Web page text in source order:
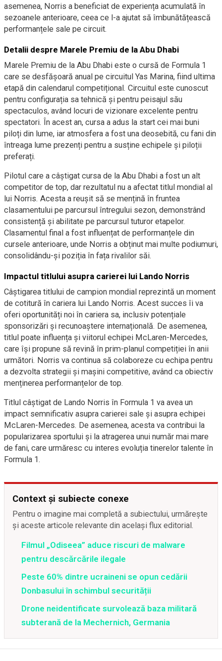
asemenea, Norris a beneficiat de experiența acumulată în
sezoanele anterioare, ceea ce l-a ajutat să îmbunătățească
performanțele sale pe circuit.
Detalii despre Marele Premiu de la Abu Dhabi
Marele Premiu de la Abu Dhabi este o cursă de Formula 1
care se desfășoară anual pe circuitul Yas Marina, fiind ultima
etapă din calendarul competițional. Circuitul este cunoscut
pentru configurația sa tehnică și pentru peisajul său
spectaculos, având locuri de vizionare excelente pentru
spectatori. În acest an, cursa a adus la start cei mai buni
piloți din lume, iar atmosfera a fost una deosebită, cu fani din
întreaga lume prezenți pentru a susține echipele și piloții
preferați.
Pilotul care a câștigat cursa de la Abu Dhabi a fost un alt
competitor de top, dar rezultatul nu a afectat titlul mondial al
lui Norris. Acesta a reușit să se mențină în fruntea
clasamentului pe parcursul întregului sezon, demonstrând
consistență și abilitate pe parcursul tuturor etapelor.
Clasamentul final a fost influențat de performanțele din
cursele anterioare, unde Norris a obținut mai multe podiumuri,
consolidându-și poziția în fața rivalilor săi.
Impactul titlului asupra carierei lui Lando Norris
Câștigarea titlului de campion mondial reprezintă un moment
de cotitură în cariera lui Lando Norris. Acest succes îi va
oferi oportunități noi în cariera sa, inclusiv potențiale
sponsorizări și recunoaștere internațională. De asemenea,
titlul poate influența și viitorul echipei McLaren-Mercedes,
care își propune să revină în prim-planul competiției în anii
următori. Norris va continua să colaboreze cu echipa pentru
a dezvolta strategii și mașini competitive, având ca obiectiv
menținerea performanțelor de top.
Titlul câștigat de Lando Norris în Formula 1 va avea un
impact semnificativ asupra carierei sale și asupra echipei
McLaren-Mercedes. De asemenea, acesta va contribui la
popularizarea sportului și la atragerea unui număr mai mare
de fani, care urmăresc cu interes evoluția tinerelor talente în
Formula 1.
Context și subiecte conexe
Pentru o imagine mai completă a subiectului, urmărește
și aceste articole relevante din același flux editorial.
Filmul „Odiseea” aduce riscuri de malware
pentru descărcările ilegale
Peste 60% dintre ucraineni se opun cedării
Donbasului în schimbul securității
Drone neidentificate survolează baza militară
subterană de la Mechernich, Germania